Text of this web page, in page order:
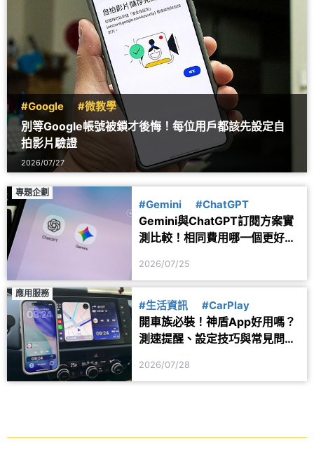
#Google #微教學
別等Google帳號被鎖才後悔！每位用戶都該先設定自
拍影片驗證
2026/07/27
專題企劃
#Gemini #ChatGPT
Gemini與ChatGPT訂閱方案實
測比較！相同費用哪一個更好
2026/07/25
應用服務
#生活資訊 #CarPlay
開車族必裝！神盾App好用嗎？
測速提醒、設定技巧與常見問題
2026/07/28